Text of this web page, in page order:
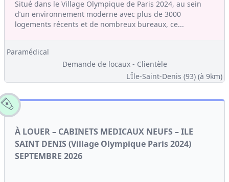
Situé dans le Village Olympique de Paris 2024, au sein
d’un environnement moderne avec plus de 3000
logements récents et de nombreux bureaux, ce...
Paramédical
Demande de locaux - Clientèle
L'Île-Saint-Denis (93) (à 9km)
À LOUER – CABINETS MEDICAUX NEUFS – ILE
SAINT DENIS (Village Olympique Paris 2024)
SEPTEMBRE 2026